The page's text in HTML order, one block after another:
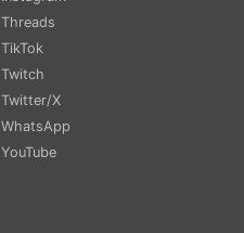
Threads
TikTok
Twitch
Twitter/X
WhatsApp
YouTube